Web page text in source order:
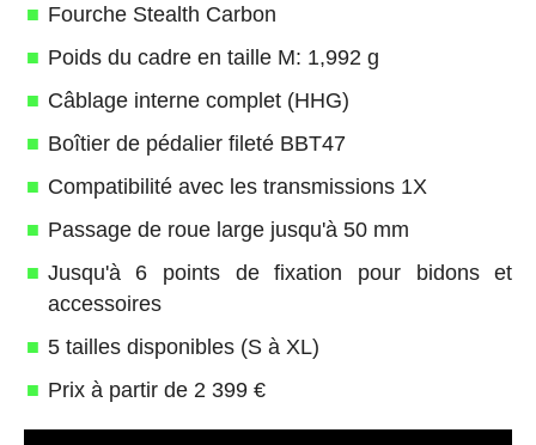
Fourche Stealth Carbon
Poids du cadre en taille M: 1,992 g
Câblage interne complet (HHG)
Boîtier de pédalier fileté BBT47
Compatibilité avec les transmissions 1X
Passage de roue large jusqu'à 50 mm
Jusqu'à 6 points de fixation pour bidons et
accessoires
5 tailles disponibles (S à XL)
Prix à partir de 2 399 €